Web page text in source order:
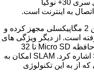
موبایل هوشمند نیست و از سیستم عامل سری 30+ نوکیا
اینترنت است.
موبایل را به یک دوربین 2 مگاپیکسلی مجهز کرده و
است. از دیگر ویژگی های
Micro SD
تا 32
SLAMامکان به
این تکنولوژی